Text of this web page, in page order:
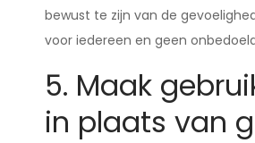
bewust te zijn van de
voor iedereen en geen
5. Maak
in plaats van